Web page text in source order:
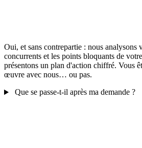
Oui, et sans contrepartie : nous analysons
concurrents et les points bloquants de
présentons un plan d'action chiffré. Vous
œuvre avec nous… ou pas.
Que se passe-t-il après ma demande ?